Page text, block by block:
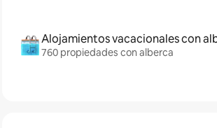
Alojamientos vacacionales con
760 propiedades con alberca